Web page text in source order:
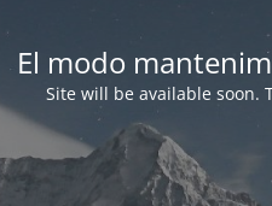
El modo
Site will be available soon.